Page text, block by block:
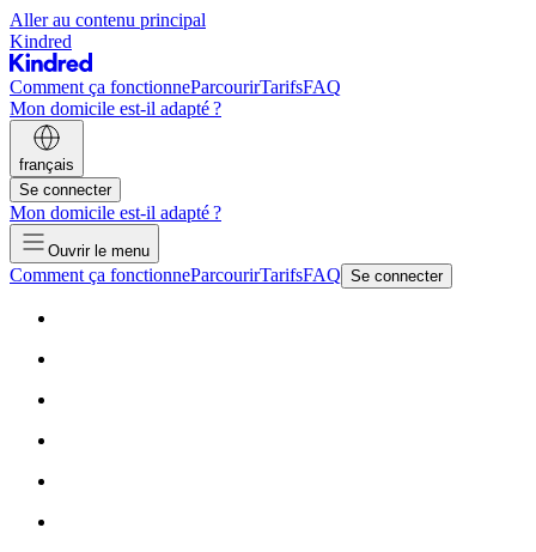
Aller au contenu principal
Kindred
Comment ça fonctionneParcourirTarifsFAQ
Mon domicile est-il adapté ?
français
Se connecter
Mon domicile est-il adapté ?
Ouvrir le menu
Comment ça fonctionneParcourirTarifsFAQ Se connecter